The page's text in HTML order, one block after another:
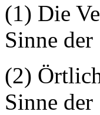
(1) Die
Sinne
(2)
Sinne